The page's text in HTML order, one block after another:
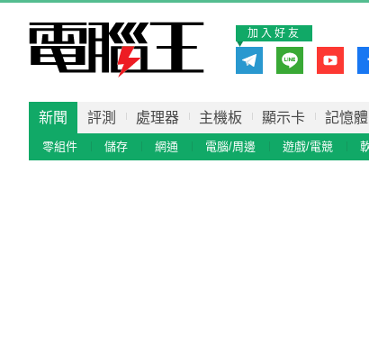
加入好友
新聞 評測 處理器 主機板 顯示卡 記憶體
零組件 儲存 網通 電腦/周邊 遊戲/電競